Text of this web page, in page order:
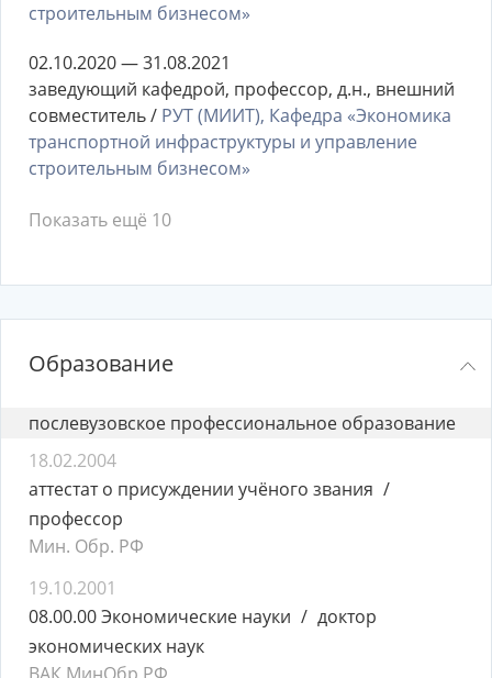
строительным бизнесом»
02.10.2020 — 31.08.2021
заведующий кафедрой, профессор, д.н., внешний
совместитель / РУТ (МИИТ), Кафедра «Экономика
транспортной инфраструктуры и управление
строительным бизнесом»
Показать ещё 10
Образование
послевузовское профессиональное образование
18.02.2004
аттестат о присуждении учёного звания
профессор
Мин. Обр. РФ
19.10.2001
08.00.00 Экономические науки
доктор
экономических наук